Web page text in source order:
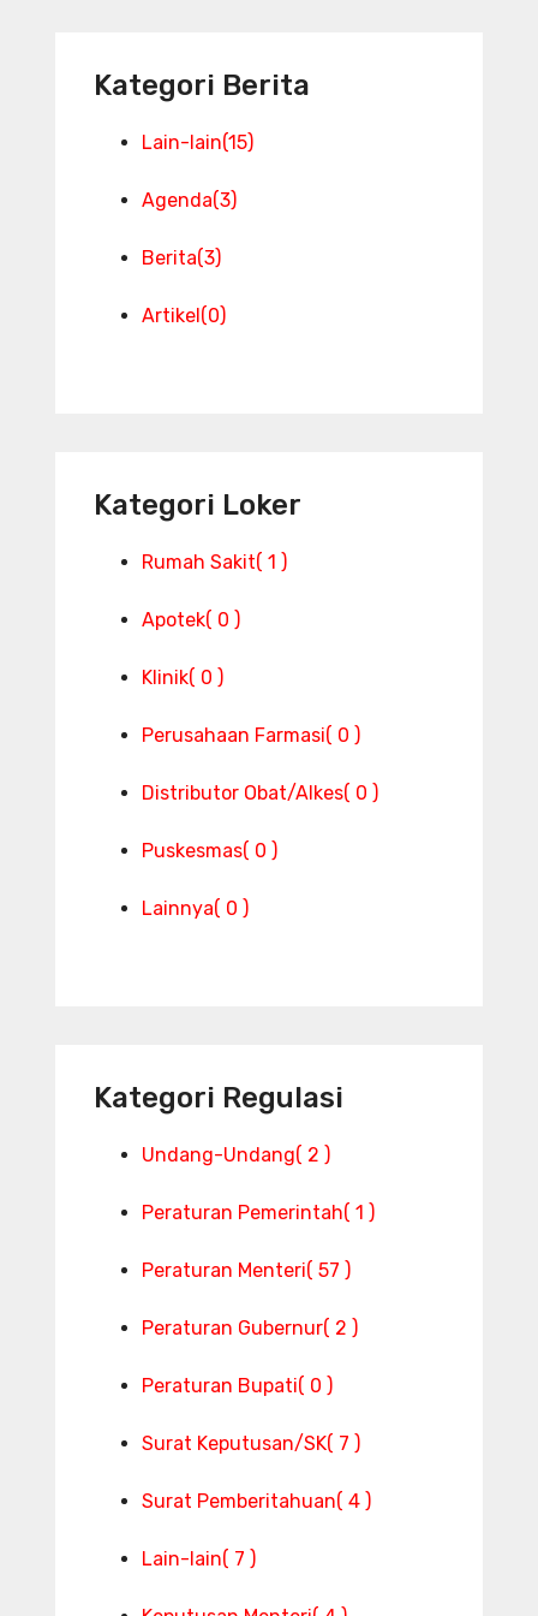
Kategori Berita
Lain-lain(15)
Agenda(3)
Berita(3)
Artikel(0)
Kategori Loker
Rumah Sakit( 1 )
Apotek( 0 )
Klinik( 0 )
Perusahaan Farmasi( 0 )
Distributor Obat/Alkes( 0 )
Puskesmas( 0 )
Lainnya( 0 )
Kategori Regulasi
Undang-Undang( 2 )
Peraturan Pemerintah( 1 )
Peraturan Menteri( 57 )
Peraturan Gubernur( 2 )
Peraturan Bupati( 0 )
Surat Keputusan/SK( 7 )
Surat Pemberitahuan( 4 )
Lain-lain( 7 )